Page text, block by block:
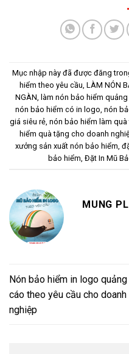
Mục nhập này đã được đăng
hiểm theo yêu cầu LÀM NÓN
NGÀN làm nón bảo hiểm
nón bảo hiểm có in logo nón
giá siêu rẻ, nón bảo hiểm làm quà
hiểm quà tặng cho doanh
xưởng sản xuất nón bảo hiểm
bảo hiểm Đặt In Mũ
MUNG
Nón bảo hiểm in logo quảng
cáo theo yêu cầu cho doanh
nghiệp